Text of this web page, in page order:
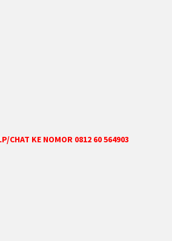
CHAT KE NOMOR 0812 60 564903